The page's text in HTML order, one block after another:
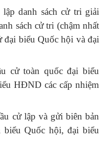
lập danh sách cử tri giải
sách cử tri (chậm nhất
biểu Quốc hội và đại
cử toàn quốc đại biểu
HĐND các cấp nhiệm
cử lập và gửi biên bản
biểu Quốc hội, đại biểu